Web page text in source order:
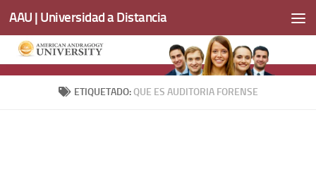
Saltar al contenido
AAU | Universidad a Distancia
ETIQUETADO:QUE ES AUDITORIA FORENSE